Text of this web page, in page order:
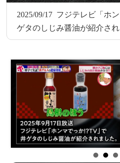
2025/09/17 フジテレビ「ホ
ゲタのしじみ醤油が紹介さ